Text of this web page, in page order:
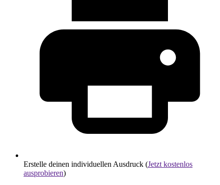
Erstelle deinen individuellen Ausdruck (Jetzt kostenlos
ausprobieren)